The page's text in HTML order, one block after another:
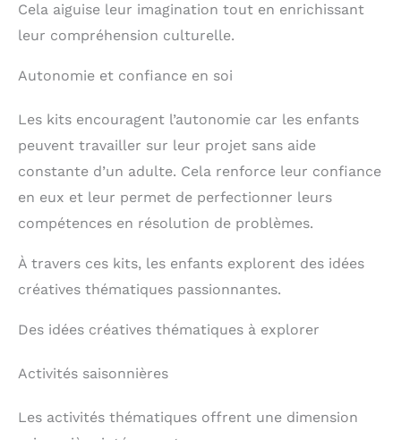
Cela aiguise leur imagination tout en enrichissant
leur compréhension culturelle.
Autonomie et confiance en soi
Les kits encouragent l’autonomie car les enfants
peuvent travailler sur leur projet sans aide
constante d’un adulte. Cela renforce leur confiance
en eux et leur permet de perfectionner leurs
compétences en résolution de problèmes.
À travers ces kits, les enfants explorent des idées
créatives thématiques passionnantes.
Des idées créatives thématiques à explorer
Activités saisonnières
Les activités thématiques offrent une dimension